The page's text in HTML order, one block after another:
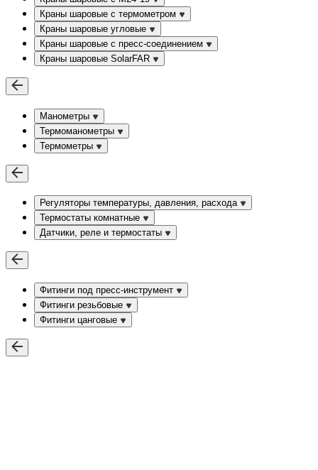
Краны шаровые с термометром
Краны шаровые угловые
Краны шаровые c пресс-соединением
Краны шаровые SolarFAR
Манометры
Термоманометры
Термометры
Регуляторы температуры, давления, расхода
Термостаты комнатные
Датчики, реле и термостаты
Фитинги под пресс-инструмент
Фитинги резьбовые
Фитинги цанговые